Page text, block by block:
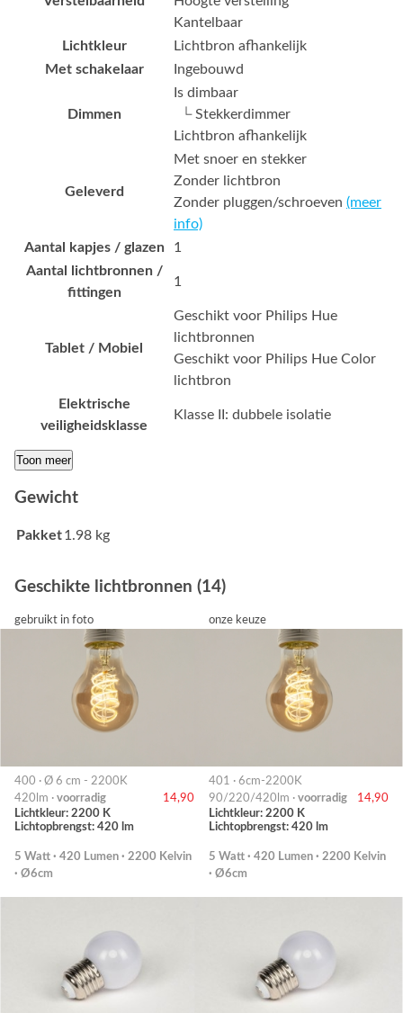
Kantelbaar
Lichtkleur
Lichtbron afhankelijk
Met schakelaar
Ingebouwd
Dimmen
Is dimbaar
└ Stekkerdimmer
Lichtbron afhankelijk
Geleverd
Met snoer en stekker
Zonder lichtbron
Zonder pluggen/schroeven (meer
info)
Aantal kapjes / glazen
1
Aantal lichtbronnen /
fittingen
1
Tablet / Mobiel
Geschikt voor Philips Hue
lichtbronnen
Geschikt voor Philips Hue Color
lichtbron
Elektrische
veiligheidsklasse
Klasse II: dubbele isolatie
Toon meer
Gewicht
Pakket1.98 kg
Geschikte lichtbronnen (14)
gebruikt in foto
400 · Ø 6 cm - 2200K
420lm · voorradig
14,90
Lichtkleur: 2200 K
Lichtopbrengst: 420 lm
5 Watt · 420 Lumen · 2200 Kelvin
· Ø6cm
onze keuze
401 · 6cm-2200K
90/220/420lm · voorradig
14,90
Lichtkleur: 2200 K
Lichtopbrengst: 420 lm
5 Watt · 420 Lumen · 2200 Kelvin
· Ø6cm